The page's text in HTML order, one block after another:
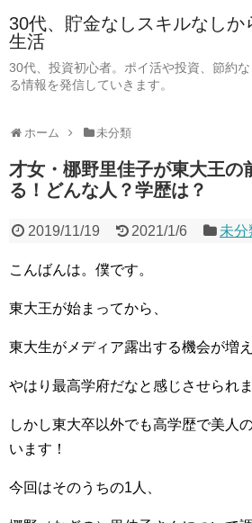
30代、貯金なしスキルなしか
生活
30代、投資初心者。ポイ活や投資、節約
る情報を発信していきます。
ホーム 未分類
才女・梛野里佳子が東大王の
る！どんな人？学歴は？
2019/11/19 2021/1/6 未分
こんばんは。僕です。
東大王が始まってから、
東大生がメディア露出する機会が増え
やはり最高学府だなと感じさせられま
しかし東大卒以外でも高学歴で美人
います！
今回はそのうちの1人、